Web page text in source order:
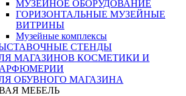
МУЗЕЙНОЕ ОБОРУДОВАНИЕ
ГОРИЗОНТАЛЬНЫЕ МУЗЕЙНЫЕ
ВИТРИНЫ
Музейные комплексы
СТЕНДЫ
МАГАЗИНОВ КОСМЕТИКИ И
ОБУВНОГО МАГАЗИНА
МЕБЕЛЬ